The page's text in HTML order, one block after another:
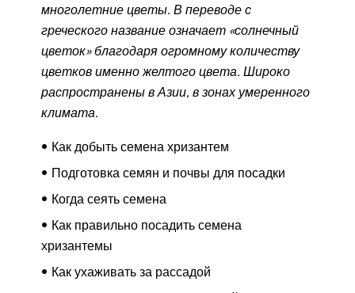
многолетние цветы. В переводе с
греческого название означает «солнечный
цветок» благодаря огромному количеству
цветков именно желтого цвета. Широко
распространены в Азии, в зонах умеренного
климата.
Как добыть семена хризантем
Подготовка семян и почвы для посадки
Когда сеять семена
Как правильно посадить семена
хризантемы
Как ухаживать за рассадой